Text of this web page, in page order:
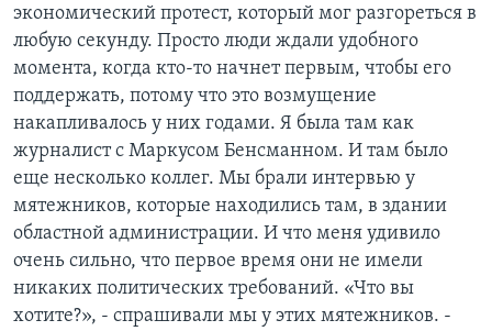
экономический протест, который мог разгореться в
любую секунду. Просто люди ждали удобного
момента, когда кто-то начнет первым, чтобы его
поддержать, потому что это возмущение
накапливалось у них годами. Я была там как
журналист с Маркусом Бенсманном. И там было
еще несколько коллег. Мы брали интервью у
мятежников, которые находились там, в здании
областной администрации. И что меня удивило
очень сильно, что первое время они не имели
никаких политических требований. «Что вы
хотите?», - спрашивали мы у этих мятежников. -